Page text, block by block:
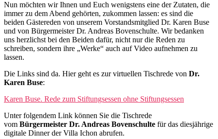
Nun möchten wir Ihnen und Euch wenigstens eine der Zutaten, die
immer zu dem Abend gehörten, zukommen lassen: es sind die
beiden Gästereden von unserem Vorstandsmitglied Dr. Karen Buse
und von Bürgermeister Dr. Andreas Bovenschulte. Wir bedanken
uns herzlichst bei den Beiden dafür, nicht nur die Reden zu
schreiben, sondern ihre „Werke“ auch auf Video aufnehmen zu
lassen.
Die Links sind da. Hier geht es zur virtuellen Tischrede von Dr.
Karen Buse:
Karen Buse. Rede zum Stiftungsessen ohne Stiftungsessen
Unter folgendem Link können Sie die Tischrede
vom Bürgermeister Dr. Andreas Bovenschulte für das diesjährige
digitale Dinner der Villa Ichon abrufen.